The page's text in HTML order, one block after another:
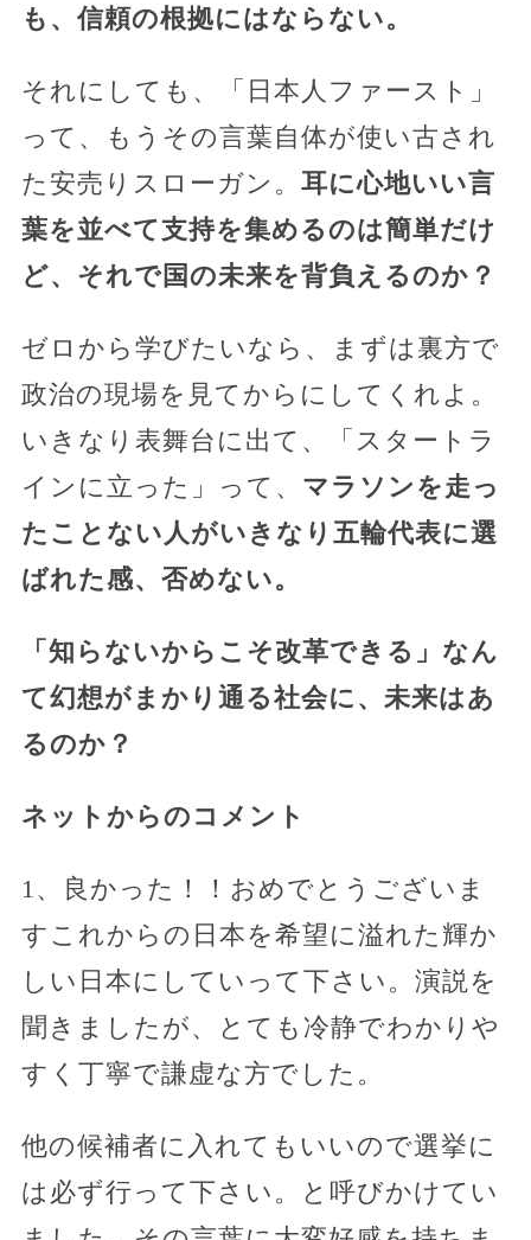
も、信頼の根拠にはならない。
それにしても、「日本人ファースト」
って、もうその言葉自体が使い古され
た安売りスローガン。 耳に心地いい言
葉を並べて支持を集めるのは簡単だけ
ど、それで国の未来を背負えるのか？
ゼロから学びたいなら、まずは裏方で
政治の現場を見てからにしてくれよ。
いきなり表舞台に出て、「スタートラ
インに立った」って、 マラソンを走っ
たことない人がいきなり五輪代表に選
ばれた感、否めない。
「知らないからこそ改革できる」なん
て幻想がまかり通る社会に、未来はあ
るのか？
ネットからのコメント
1、良かった！！おめでとうございま
すこれからの日本を希望に溢れた輝か
しい日本にしていって下さい。演説を
聞きましたが、とても冷静でわかりや
すく丁寧で謙虚な方でした。
他の候補者に入れてもいいので選挙に
は必ず行って下さい。と呼びかけてい